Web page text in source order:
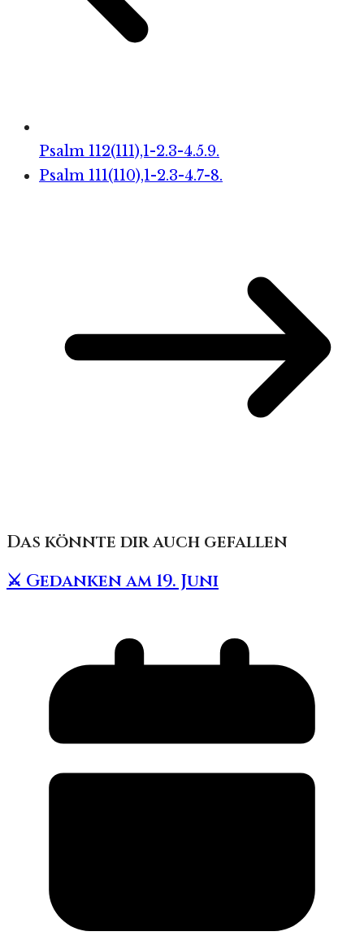
Psalm 112(111),1-2.3-4.5.9.
Psalm 111(110),1-2.3-4.7-8.
Das könnte dir auch gefallen
⚔️ Gedanken am 19. Juni